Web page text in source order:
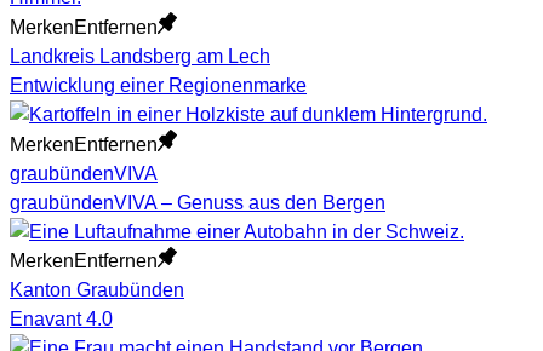
MerkenEntfernen
Landkreis Landsberg am Lech
Entwicklung einer Regionenmarke
MerkenEntfernen
graubündenVIVA
graubündenVIVA – Genuss aus den Bergen
MerkenEntfernen
Kanton Graubünden
Enavant 4.0